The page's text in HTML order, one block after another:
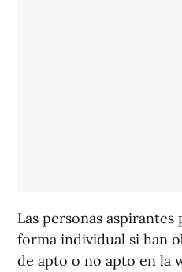
Las personas
forma individual si han
de apto o no apto en la